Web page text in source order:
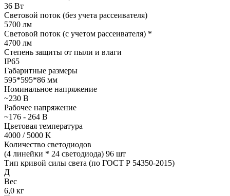
36 Вт
Световой поток (без учета рассеивателя)
5700 лм
Световой поток (с учетом рассеивателя) *
4700 лм
Степень защиты от пыли и влаги
IP65
Габаритные размеры
595*595*86 мм
Номинальное напряжение
~230 В
Рабочее напряжение
~176 - 264 В
Цветовая температура
4000 / 5000 K
Количество светодиодов
(4 линейки * 24 светодиода) 96 шт
Тип кривой силы света (по ГОСТ Р 54350-2015)
Д
Вес
6,0 кг